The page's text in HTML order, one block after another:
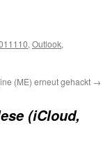
, Outlook,
(ME) erneut gehackt →
(iCloud,